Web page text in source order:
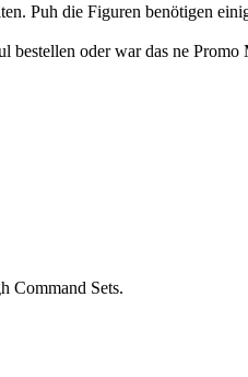
Puh die Figuren benötigen
bestellen oder war das ne Promo
Command Sets.